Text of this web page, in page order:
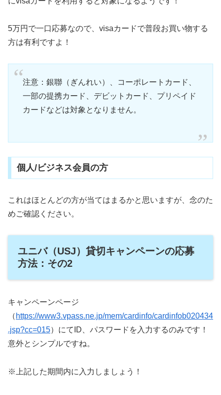
5万円で一口応募なので、visaカードで普段お買い物する
方は有利ですよ！
注意：銀聯（ぎんれい）、コーポレートカード、
一部の提携カード、デビットカード、プリペイド
カードなどは対象となりません。
個人/ビジネス会員の方
これはほとんどの方が当てはまるかと思いますが、念のた
めご確認ください。
ユニバ（USJ）貸切キャンペーンの応募
方法：その2
キャンペーンページ
（ https://www3.vpass.ne.jp/mem/cardinfo/cardinfob020434
.jsp?cc=015）にてID、パスワードを入力するのみです！
意外とシンプルですね。
※上記した期間内に入力しましょう！